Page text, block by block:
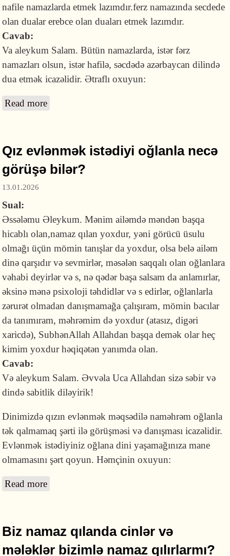
nafile namazlarda etmek lazımdır.ferz namazında secdede
olan dualar erebce olan duaları etmek lazımdır.
Cavab:
Va aleykum Salam. Bütün namazlarda, istər fərz
namazları olsun, istər hafilə, səcdədə azərbaycan dilində
dua etmək icazəlidir. Ətraflı oxuyun:
Read more
Qız evlənmək istədiyi oğlanla necə
görüşə bilər?
13.01.2026
Sual:
Əssələmu Əleykum. Mənim ailəmdə məndən başqa
hicablı olan,namaz qılan yoxdur, yəni görücü üsulu
olmağı üçün mömin tanışlar da yoxdur, olsa belə ailəm
dinə qarşıdır və sevmirlər, məsələn saqqalı olan oğlanlara
vəhabi deyirlər və s, nə qədər başa salsam da anlamırlar,
əksinə mənə psixoloji təhdidlər və s edirlər, oğlanlarla
zərurət olmadan danışmamağa çalışıram, mömin bacılar
da tanımıram, məhrəmim də yoxdur (atasız, digəri
xaricdə), SubhənAllah Allahdan başqa demək olar heç
kimim yoxdur həqiqətən yanımda olan.
Cavab:
Və aleykum Salam. Əvvəla Uca Allahdan sizə səbir və
dində sabitlik diləyirik!
Dinimizdə qızın evlənmək məqsədilə naməhrəm oğlanla
tək qalmamaq şərti ilə görüşməsi və danışması icazəlidir.
Evlənmək istədiyiniz oğlana dini yaşamağınıza mane
olmamasını şərt qoyun. Həmçinin oxuyun:
Read more
Biz namaz qılanda cinlər və
mələklər bizimlə namaz qılırlarmı?